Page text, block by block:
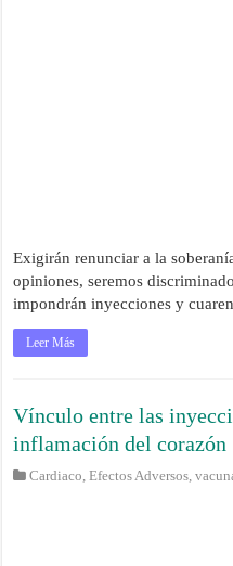
Exigirán renunciar a la
opiniones, seremos
impondrán inyecciones y
Leer Más
Vínculo entre las
inflamación del corazón
Cardiaco,Efectos Adversos,